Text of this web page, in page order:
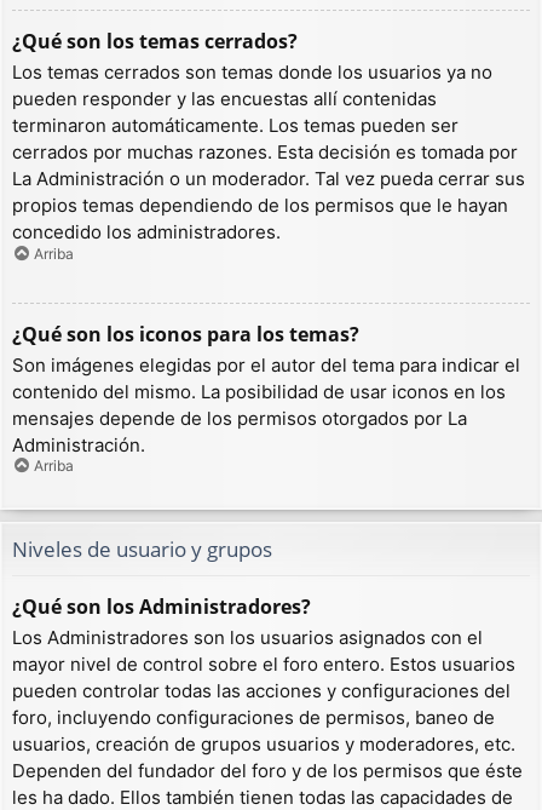
¿Qué son los temas cerrados?
Los temas cerrados son temas donde los usuarios ya no
pueden responder y las encuestas allí contenidas
terminaron automáticamente. Los temas pueden ser
cerrados por muchas razones. Esta decisión es tomada por
La Administración o un moderador. Tal vez pueda cerrar sus
propios temas dependiendo de los permisos que le hayan
concedido los administradores.
Arriba
¿Qué son los iconos para los temas?
Son imágenes elegidas por el autor del tema para indicar el
contenido del mismo. La posibilidad de usar iconos en los
mensajes depende de los permisos otorgados por La
Administración.
Arriba
Niveles de usuario y grupos
¿Qué son los Administradores?
Los Administradores son los usuarios asignados con el
mayor nivel de control sobre el foro entero. Estos usuarios
pueden controlar todas las acciones y configuraciones del
foro, incluyendo configuraciones de permisos, baneo de
usuarios, creación de grupos usuarios y moderadores, etc.
Dependen del fundador del foro y de los permisos que éste
les ha dado. Ellos también tienen todas las capacidades de